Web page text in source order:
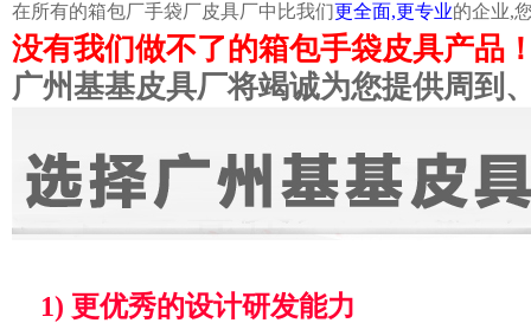
在所有的箱包厂手袋厂皮具厂中比我们更全面,更专业的企业,
没有我们做不了的箱包手袋皮具产品
广州基基皮具厂将竭诚为您提供周到
1) 更优秀的设计研发能力